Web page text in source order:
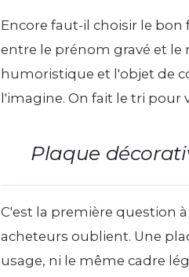
Encore faut-il choisir le
entre le prénom gravé et
humoristique et l'objet de
l'imagine. On fait le tri pour
Plaque
C'est la première question
acheteurs oublient. Une
usage, ni le même cadre